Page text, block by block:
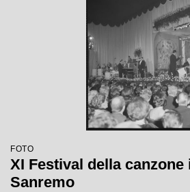
FOTO
XI Festival della canzone
Sanremo